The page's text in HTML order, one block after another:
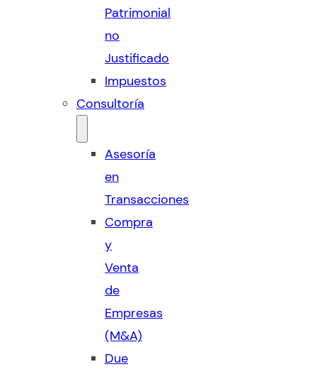
Patrimonial
no
Justificado
Impuestos
Consultoría
Asesoría
en
Transacciones
Compra
y
Venta
de
Empresas
(M&A)
Due